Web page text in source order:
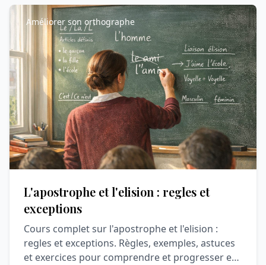
Améliorer son orthographe
L'apostrophe et l'elision : regles et
exceptions
Cours complet sur l'apostrophe et l'elision :
regles et exceptions. Règles, exemples, astuces
et exercices pour comprendre et progresser en